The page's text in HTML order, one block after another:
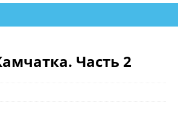
Часть 2